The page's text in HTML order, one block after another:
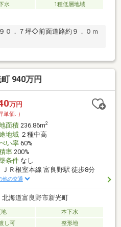
水
1種低層地域
．７坪◇前面道路約９．０ｍ
940万円
万円
単価:-）
面積236.86m2
地域２種中高
い率60%
率200%
条件なし
ＪＲ根室本線 富良野駅 徒歩8分
他の交通
北海道富良野市新光町
地
本下水
し可 整形地